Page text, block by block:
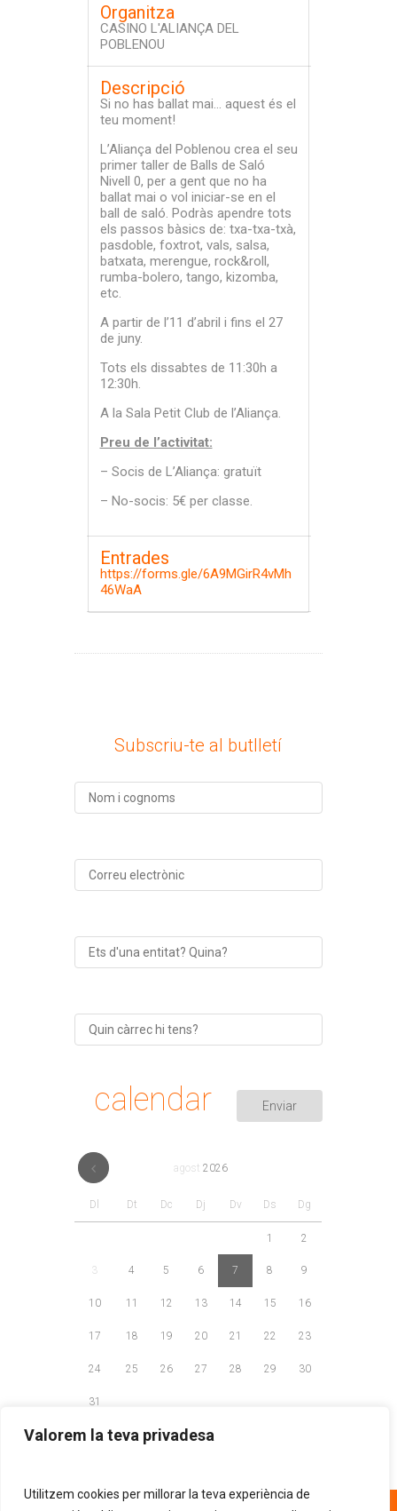
Valorem la teva privadesa
Utilitzem cookies per millorar la teva experiència de
Organitza
CASINO L'ALIANÇA DEL
POBLENOU
Descripció
Si no has ballat mai… aquest és el
teu moment!
L’Aliança del Poblenou crea el seu
primer taller de Balls de Saló
Nivell 0, per a gent que no ha
ballat mai o vol iniciar-se en el
ball de saló. Podràs apendre tots
els passos bàsics de: txa-txa-txà,
pasdoble, foxtrot, vals, salsa,
batxata, merengue, rock&roll,
rumba-bolero, tango, kizomba,
etc.
A partir de l’11 d’abril i fins el 27
de juny.
Tots els dissabtes de 11:30h a
12:30h.
A la Sala Petit Club de l’Aliança.
Preu de l’activitat:
– Socis de L’Aliança: gratuït
– No-socis: 5€ per classe.
Entrades
https://forms.gle/6A9MGirR4vMh
46WaA
Subscriu-te al butlletí
calendar
agost 2026
Dl Dt Dc Dj Dv Ds Dg
1 2
3 4 5 6 7 8 9
10 11 12 13 14 15 16
17 18 19 20 21 22 23
24 25 26 27 28 29 30
31